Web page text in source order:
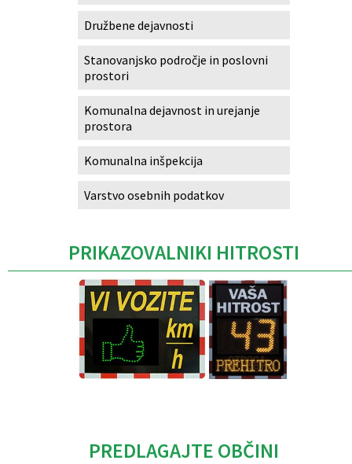
Družbene dejavnosti
Stanovanjsko področje in poslovni
prostori
Komunalna dejavnost in urejanje
prostora
Komunalna inšpekcija
Varstvo osebnih podatkov
PRIKAZOVALNIKI HITROSTI
PREDLAGAJTE OBČINI